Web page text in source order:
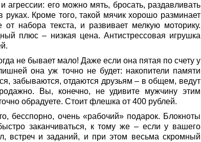
агрессии: его можно мять, бросать, раздавливать
руках. Кроме того, такой мячик хорошо разминает
от набора текста, и развивает мелкую моторику.
плюс – низкая цена. Антистрессовая игрушка
не бывает мало! Даже если она пятая по счету у
она уж точно не будет: накопители памяти
забываются, отдаются друзьям – в общем, ведут
Вы, конечно, не удивите мужчину этим
обрадуете. Стоит флешка от 400 рублей.
бесспорно, очень «рабочий» подарок. Блокноты
заканчиваться, к тому же – если у вашего
встреч и заданий, и при этом весьма скромный